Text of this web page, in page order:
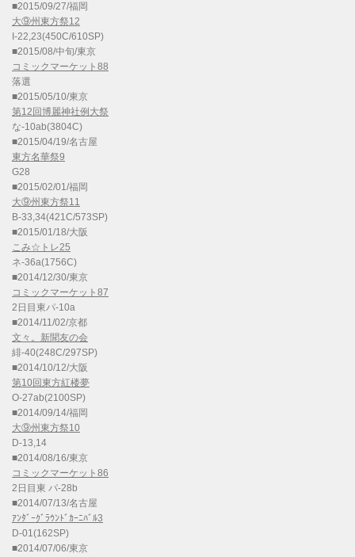
■2015/09/27/福岡
大⑨州東方祭12
I-22,23(450C/610SP)
■2015/08/中旬/東京
コミックマーケット88
落選
■2015/05/10/東京
第12回博麗神社例大祭
な-10ab(3804C)
■2015/04/19/名古屋
東方名華祭9
G28
■2015/02/01/福岡
大⑨州東方祭11
B-33,34(421C/573SP)
■2015/01/18/大阪
こみ☆トレ25
ネ-36a(1756C)
■2014/12/30/東京
コミックマーケット87
2日目東パ-10a
■2014/11/02/京都
文々。新聞友の会
緋-40(248C/297SP)
■2014/10/12/大阪
第10回東方紅楼夢
O-27ab(2100SP)
■2014/09/14/福岡
大⑨州東方祭10
D-13,14
■2014/08/16/東京
コミックマーケット86
2日目東 パ-28b
■2014/07/13/名古屋
ｱﾝﾀﾞｰｸﾞﾗｳﾝﾄﾞｶｰﾆﾊﾞﾙ3
D-01(162SP)
■2014/07/06/東京